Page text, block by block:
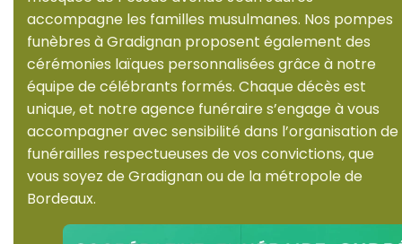
accompagne les familles musulmanes. Nos pompes
funèbres à Gradignan proposent également des
cérémonies laïques personnalisées grâce à notre
équipe de célébrants formés. Chaque décès est
unique, et notre agence funéraire s’engage à vous
accompagner avec sensibilité dans l’organisation de
funérailles respectueuses de vos convictions, que
vous soyez de Gradignan ou de la métropole de
Bordeaux.